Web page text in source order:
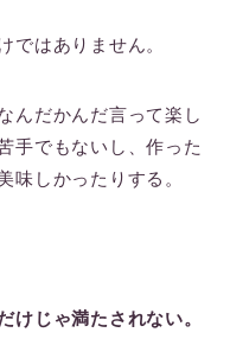
ではありません。
んだかんだ言って楽し
手でもないし、作った
味しかったりする。
けじゃ満たされない。